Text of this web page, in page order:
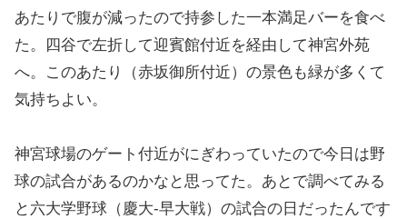
あたりで腹が減ったので持参した一本満足バーを食べ
た。四谷で左折して迎賓館付近を経由して神宮外苑
へ。このあたり（赤坂御所付近）の景色も緑が多くて
気持ちよい。
神宮球場のゲート付近がにぎわっていたので今日は野
球の試合があるのかなと思ってた。あとで調べてみる
と六大学野球（慶大-早大戦）の試合の日だったんです